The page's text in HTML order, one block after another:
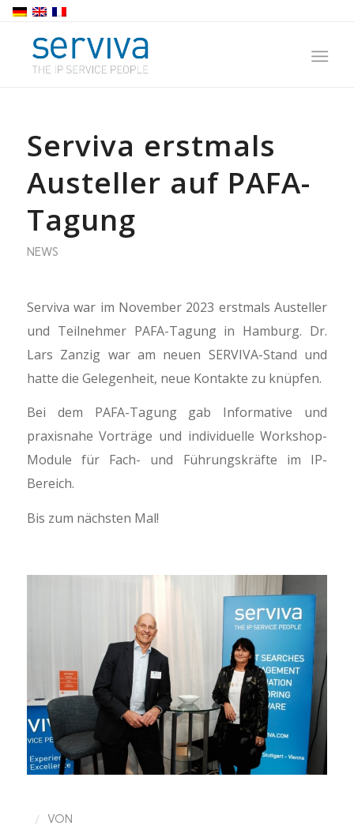
Serviva erstmals
Austeller auf PAFA-
Tagung
NEWS
Serviva war im November 2023 erstmals Austeller
und Teilnehmer PAFA-Tagung in Hamburg. Dr.
Lars Zanzig war am neuen SERVIVA-Stand und
hatte die Gelegenheit, neue Kontakte zu knüpfen.
Bei dem PAFA-Tagung gab Informative und
praxisnahe Vorträge und individuelle Workshop-
Module für Fach- und Führungskräfte im IP-
Bereich.
Bis zum nächsten Mal!
/ VON